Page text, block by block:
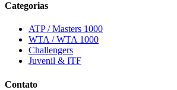
Categorias
ATP / Masters 1000
WTA / WTA 1000
Challengers
Juvenil & ITF
Contato